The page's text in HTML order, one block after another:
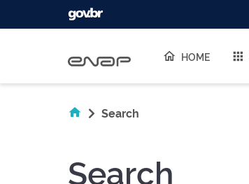
HOME
Search
Search